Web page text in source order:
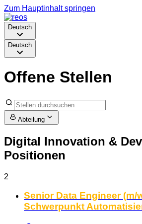
Zum Hauptinhalt springen
Deutsch
Deutsch
Offene Stellen
Abteilung
Digital Innovation &
Positionen
2
Senior Data Engineer (m/
Schwerpunkt